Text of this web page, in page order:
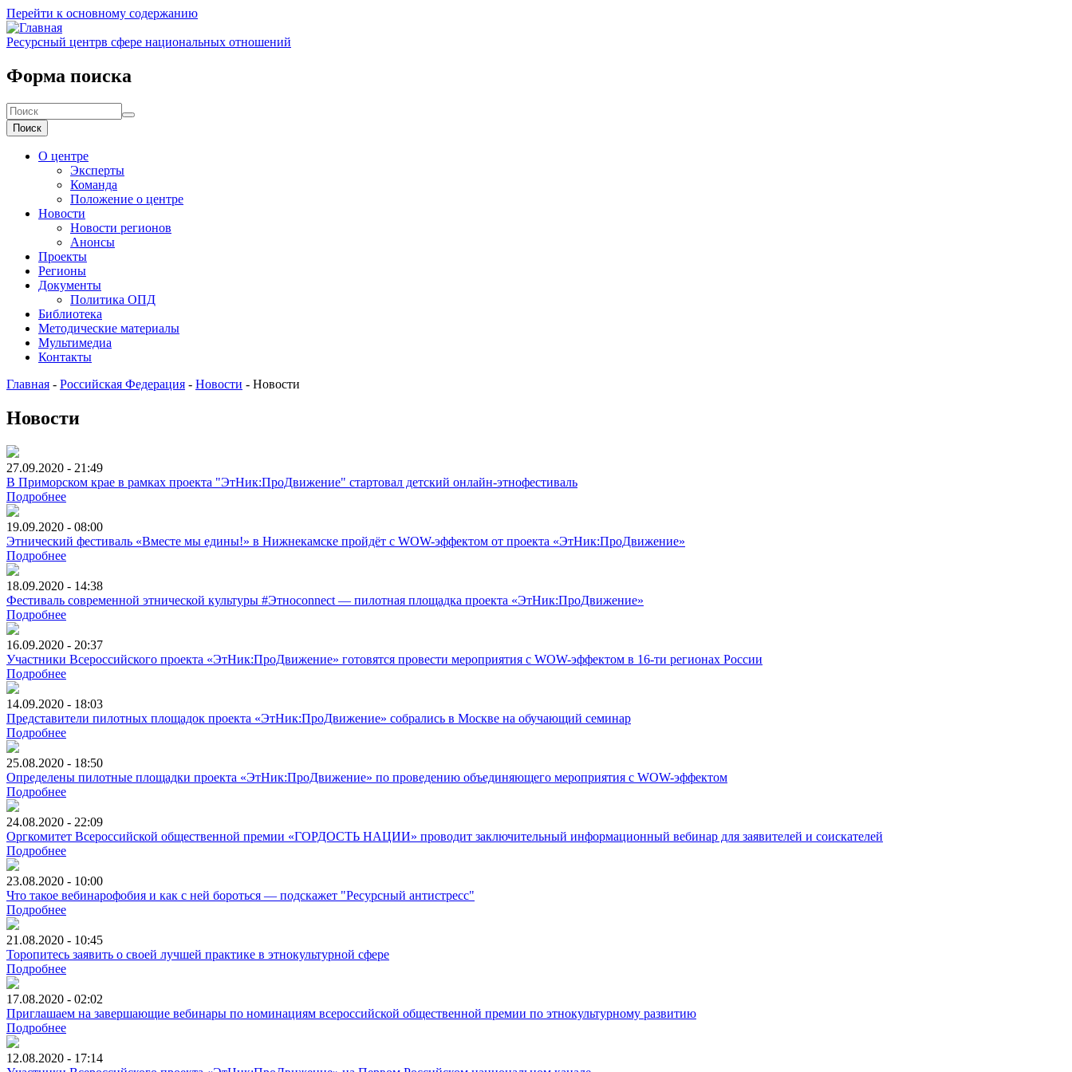
Перейти к основному содержанию
Ресурсный центрв сфере национальных отношений
Форма поиска
Поиск
О центре
Эксперты
Команда
Положение о центре
Новости
Новости регионов
Анонсы
Проекты
Регионы
Документы
Политика ОПД
Библиотека
Методические материалы
Мультимедиа
Контакты
Главная - Российская Федерация - Новости - Новости
Новости
27.09.2020 - 21:49
В Приморском крае в рамках проекта "ЭтНик:ПроДвижение" стартовал детский онлайн-этнофестиваль
Подробнее
19.09.2020 - 08:00
Этнический фестиваль «Вместе мы едины!» в Нижнекамске пройдёт с WOW-эффектом от проекта «ЭтНик:ПроДвижение»
Подробнее
18.09.2020 - 14:38
Фестиваль современной этнической культуры #Этноconnect ― пилотная площадка проекта «ЭтНик:ПроДвижение»
Подробнее
16.09.2020 - 20:37
Участники Всероссийского проекта «ЭтНик:ПроДвижение» готовятся провести мероприятия с WOW-эффектом в 16-ти регионах России
Подробнее
14.09.2020 - 18:03
Представители пилотных площадок проекта «ЭтНик:ПроДвижение» собрались в Москве на обучающий семинар
Подробнее
25.08.2020 - 18:50
Определены пилотные площадки проекта «ЭтНик:ПроДвижение» по проведению объединяющего мероприятия с WOW-эффектом
Подробнее
24.08.2020 - 22:09
Оргкомитет Всероссийской общественной премии «ГОРДОСТЬ НАЦИИ» проводит заключительный информационный вебинар для заявителей и соискателей
Подробнее
23.08.2020 - 10:00
Что такое вебинарофобия и как с ней бороться — подскажет "Ресурсный антистресс"
Подробнее
21.08.2020 - 10:45
Торопитесь заявить о своей лучшей практике в этнокультурной сфере
Подробнее
17.08.2020 - 02:02
Приглашаем на завершающие вебинары по номинациям всероссийской общественной премии по этнокультурному развитию
Подробнее
12.08.2020 - 17:14